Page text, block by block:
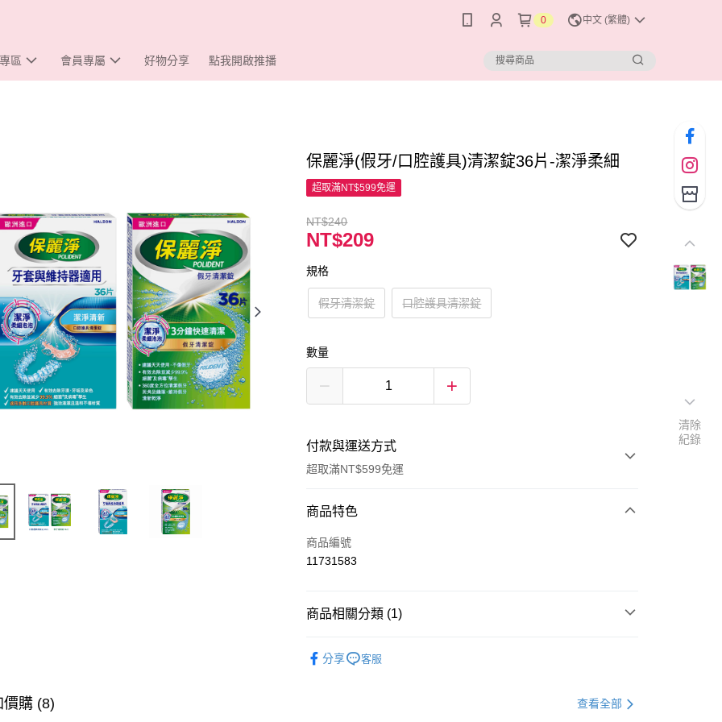
0 中文 (繁體)
區 會員專屬 好物分享 點我開啟推播
保麗淨(假牙/口腔護具)清潔錠36片-潔淨柔細
超取滿NT$599免運
NT$240
NT$209
規格
假牙清潔錠 口腔護具清潔錠
數量
付款與運送方式
超取滿NT$599免運
付款方式
信用卡一次付款
街口支付
商品特色
商品編號
11731583
商品相關分類 (1)
分享
客服
價購 (8) 查看全部
清除
紀錄